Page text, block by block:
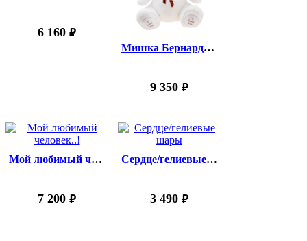
6 160 руб.
Мишка Бернардино | 130 см
9 350 руб.
Мой любимый человек..!
7 200 руб.
Сердце/гелиевые шары
3 490 руб.